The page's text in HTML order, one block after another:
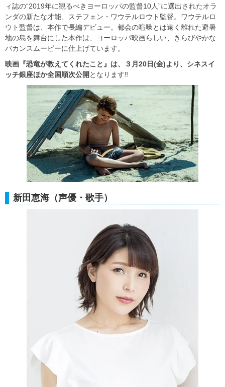
ィ誌の“2019年に観るべきヨーロッパの監督10人”に選出されたオラ
ンダの新たな才能、ステフェン・ワウテルロウト監督。ワウテルロ
ウト監督は、本作で長編デビュー。都会の喧噪とは遠く離れた避暑
地の島を舞台にした本作は、ヨーロッパ映画らしい、きらびやかな
バカンスムービーに仕上げています。
映画『恐竜が教えてくれたこと』は、３月20日(金)より、シネスイ
ッチ銀座ほか全国順次公開 となります‼
新田恵海（声優・歌手）